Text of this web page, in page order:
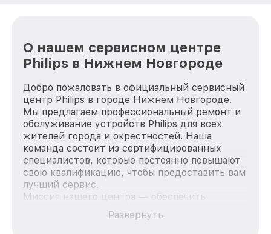
О нашем сервисном центре
Philips в Нижнем Новгороде
Добро пожаловать в официальный сервисный
центр Philips в городе Нижнем Новгороде.
Мы предлагаем профессиональный ремонт и
обслуживание устройств Philips для всех
жителей города и окрестностей. Наша
команда состоит из сертифицированных
специалистов, которые постоянно повышают
свою квалификацию, чтобы предоставить вам
лучший сервис.
Миссия нашего центра — обеспечить
качественный и доступный ремонт для
каждого пользователя продукции Philips, вне
Развернуть